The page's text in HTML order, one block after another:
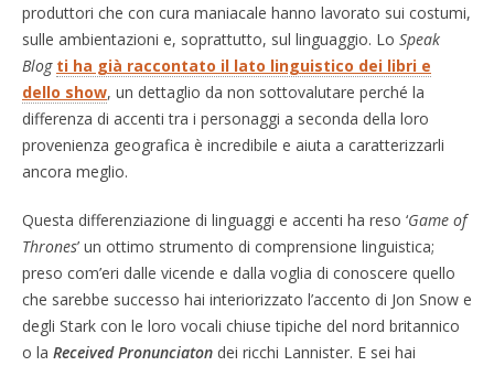
produttori che con cura maniacale hanno lavorato sui costumi,
sulle ambientazioni e, soprattutto, sul linguaggio. Lo Speak
Blog ti ha già raccontato il lato linguistico dei libri e
dello show, un dettaglio da non sottovalutare perché la
differenza di accenti tra i personaggi a seconda della loro
provenienza geografica è incredibile e aiuta a caratterizzarli
ancora meglio.
Questa differenziazione di linguaggi e accenti ha reso ‘Game of
Thrones’ un ottimo strumento di comprensione linguistica;
preso com’eri dalle vicende e dalla voglia di conoscere quello
che sarebbe successo hai interiorizzato l’accento di Jon Snow e
degli Stark con le loro vocali chiuse tipiche del nord britannico
o la Received Pronunciaton dei ricchi Lannister. E sei hai